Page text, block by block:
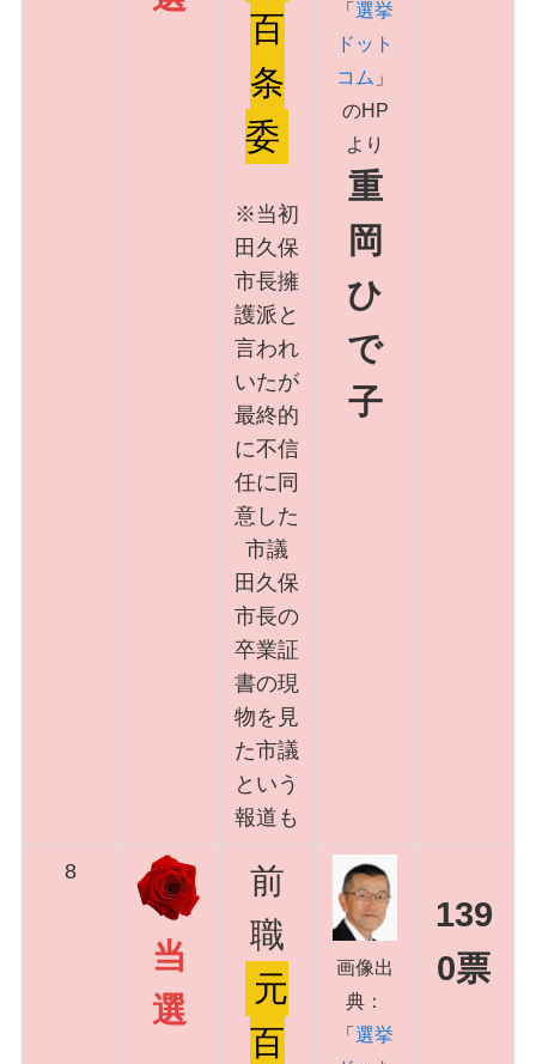
百
条
委
※当初
田久保
市長擁
護派と
言われ
いたが
最終的
に不信
任に同
意した
市議
田久保
市長の
卒業証
書の現
物を見
た市議
という
報道も
「選挙
ドット
コム 」
のHP
より
重
岡
ひ
で
子
8
当
選
前
職
元
百
画像出
典：
「選挙
139
0票